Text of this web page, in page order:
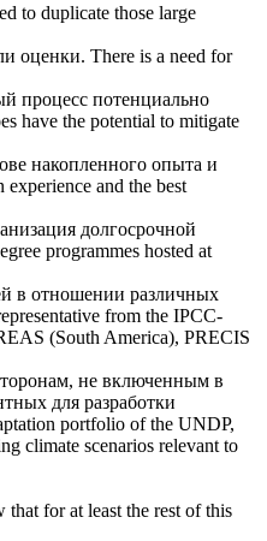
to duplicate those large
оценки. There is a need for
процесс потенциально
have the potential to mitigate
накопленного опыта и
experience and the best
долгосрочной
programmes hosted at
в отношении различных
from the IPCC-
(South America), PRECIS
не включенным в
для разработки
portfolio of the UNDP,
climate scenarios relevant to
that for at least the rest of this